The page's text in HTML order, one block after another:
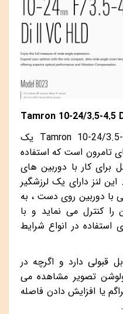
Tamron 10-24/3.5-4.5
Tamron 10-24/ یک
تامرون است که استفاده
برای کار با دوربین های
لنز دارای یک لرزشگیر
با دوربین روی دست ، به
کنترل می نماید و با
استفاده در انواع شرایط
قبولی دارد و اگرچه در
تصویر مشاهده می
یا افزایش دادن فاصله